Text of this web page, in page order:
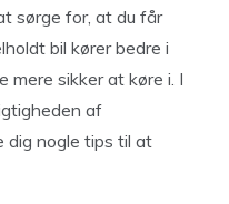
sørge for, at du får
bil kører bedre i
mere sikker at køre i. I
af
dig nogle tips til at